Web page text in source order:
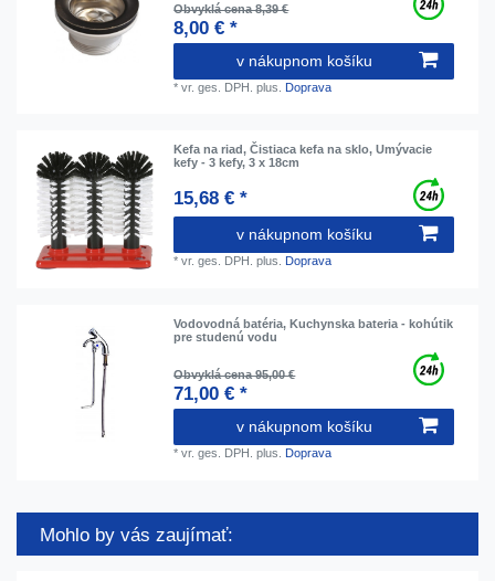
Obvyklá cena 8,39 €
8,00 € *
v nákupnom košíku
*vr. ges. DPH. plus. Doprava
Kefa na riad, Čistiaca kefa na sklo, Umývacie
kefy - 3 kefy, 3 x 18cm
15,68 € *
v nákupnom košíku
*vr. ges. DPH. plus. Doprava
Vodovodná batéria, Kuchynska bateria - kohútik
pre studenú vodu
Obvyklá cena 95,00 €
71,00 € *
v nákupnom košíku
*vr. ges. DPH. plus. Doprava
Mohlo by vás zaujímať: